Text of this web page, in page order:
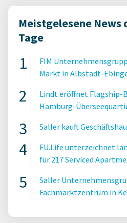
Meistgelesene News
Tage
FIM
Markt in Albstadt-
Lindt eröffnet Flagship-
Hamburg-
Saller kauft
FU.Life unterzeichnet
für 217 Serviced
Saller
Fachmarktzentrum in